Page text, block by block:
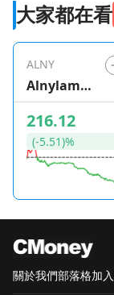
大家都在看
ALNY
Alnylam
Pharmaceu
ticals
216.12
(-5.51)%
關於我們部落格加